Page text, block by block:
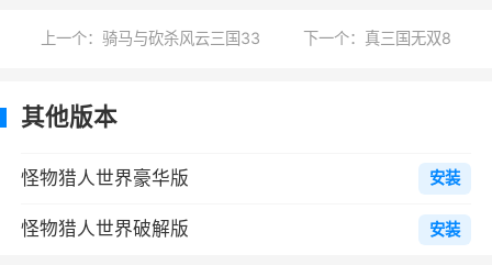
各种武器种类
自的特色与用途。选用多款武器，还是把一款武
魔物的足印和爪痕等踪迹遍布在四周，你的
上一个：骑马与砍杀风云三国33 下一个：真三国无双8
其他版本
怪物猎人世界豪华版 安装
怪物猎人世界破解版 安装